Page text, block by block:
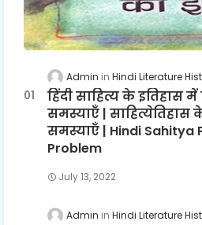
Admin Hindi Literature
हिंदी साहित्य के इतिहास
समस्याएँ |
समस्याएँ | Hindi Sahitya
Problem
July 13, 2022
Admin Hindi Literature